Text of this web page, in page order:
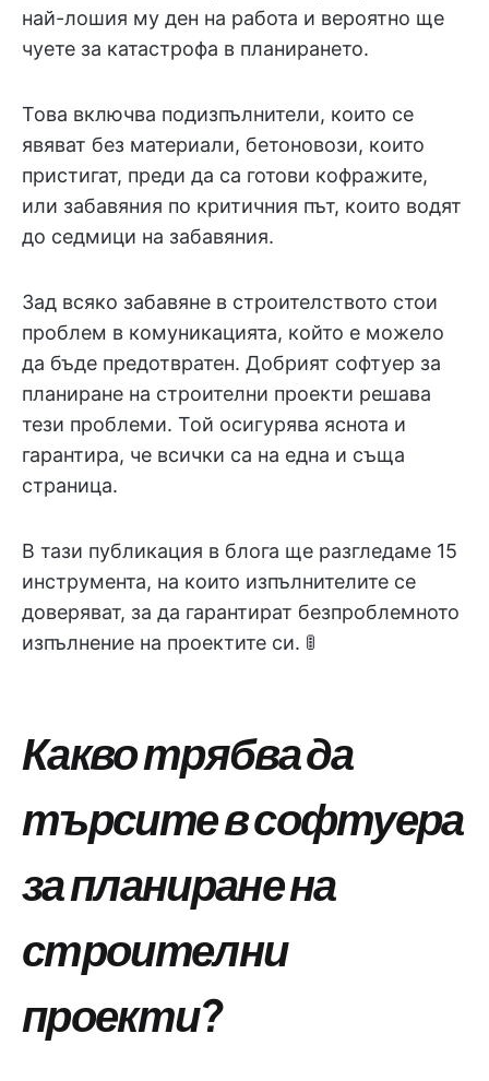
най-лошия му ден на работа и вероятно ще
чуете за катастрофа в планирането.
Това включва подизпълнители, които се
явяват без материали, бетоновози, които
пристигат, преди да са готови кофражите,
или забавяния по критичния път, които водят
до седмици на забавяния.
Зад всяко забавяне в строителството стои
проблем в комуникацията, който е можело
да бъде предотвратен. Добрият софтуер за
планиране на строителни проекти решава
тези проблеми. Той осигурява яснота и
гарантира, че всички са на една и съща
страница.
В тази публикация в блога ще разгледаме 15
инструмента, на които изпълнителите се
доверяват, за да гарантират безпроблемното
изпълнение на проектите си. ​​​​​​​​​​​​​​​​🚦
Какво трябва да
търсите в софтуера
за планиране на
строителни
проекти?